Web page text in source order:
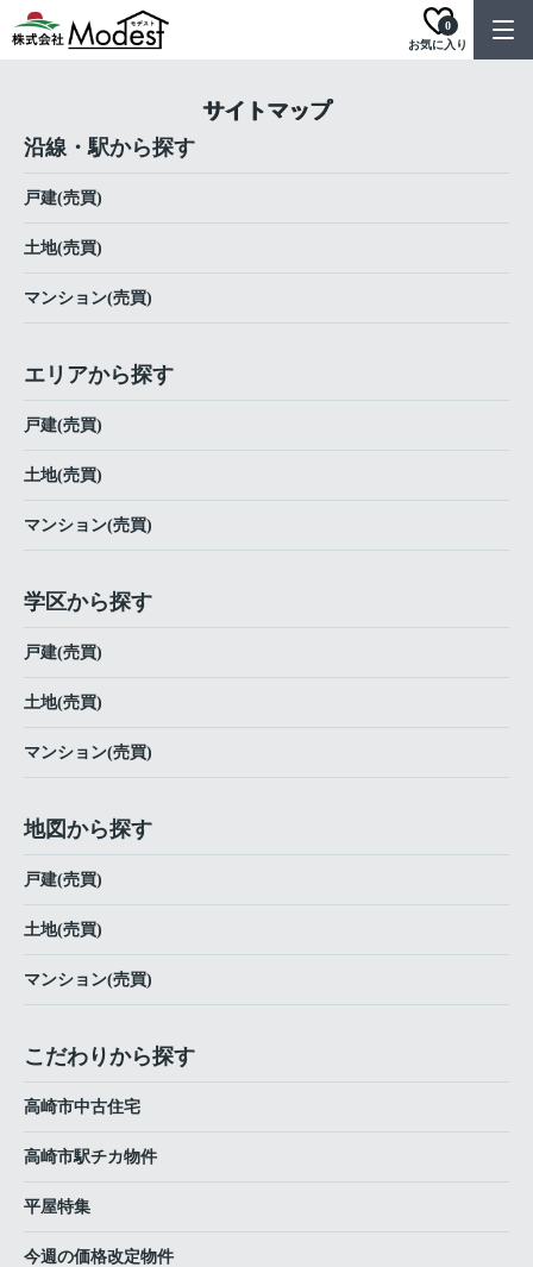
お気に入り
0
サイトマップ
沿線・駅から探す
戸建(売買)
土地(売買)
マンション(売買)
エリアから探す
戸建(売買)
土地(売買)
マンション(売買)
学区から探す
戸建(売買)
土地(売買)
マンション(売買)
地図から探す
戸建(売買)
土地(売買)
マンション(売買)
こだわりから探す
高崎市中古住宅
高崎市駅チカ物件
平屋特集
今週の価格改定物件